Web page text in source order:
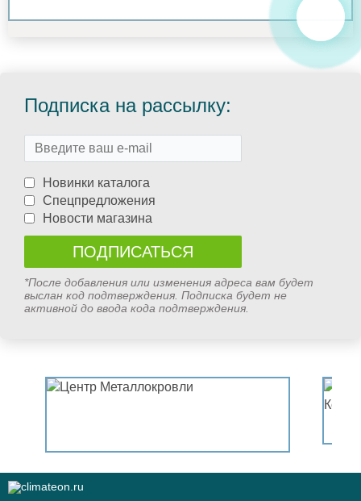
Подписка на рассылку:
Новинки каталога
Спецпредложения
Новости магазина
*После добавления или изменения адреса вам будет
выслан код подтверждения. Подписка будет не
активной до ввода кода подтверждения.